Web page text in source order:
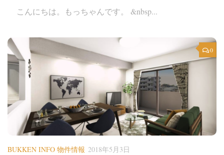
こんにちは。もっちゃんです。 &nbsp...
0
BUKKEN INFO 物件情報 2018年5月3日